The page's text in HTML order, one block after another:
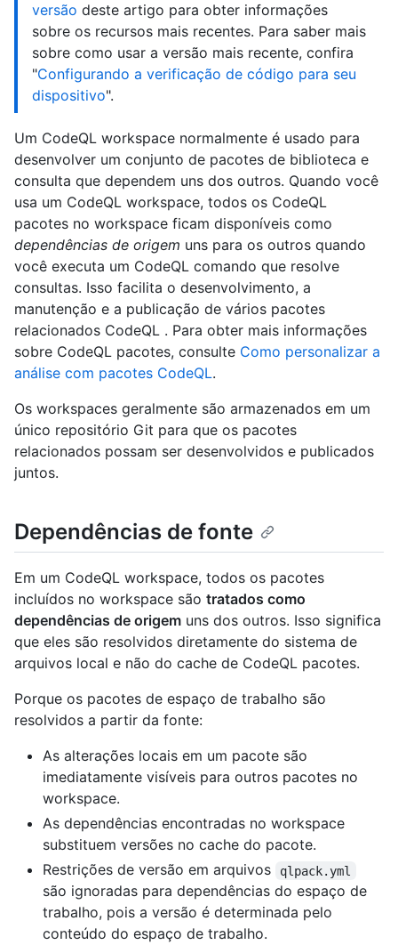
versão deste artigo para obter informações
sobre os recursos mais recentes. Para saber mais
sobre como usar a versão mais recente, confira
"Configurando a verificação de código para seu
dispositivo".
Um CodeQL workspace normalmente é usado para
desenvolver um conjunto de pacotes de biblioteca e
consulta que dependem uns dos outros. Quando você
usa um CodeQL workspace, todos os CodeQL
pacotes no workspace ficam disponíveis como
dependências de origem uns para os outros quando
você executa um CodeQL comando que resolve
consultas. Isso facilita o desenvolvimento, a
manutenção e a publicação de vários pacotes
relacionados CodeQL . Para obter mais informações
sobre CodeQL pacotes, consulte Como personalizar a
análise com pacotes CodeQL.
Os workspaces geralmente são armazenados em um
único repositório Git para que os pacotes
relacionados possam ser desenvolvidos e publicados
juntos.
Dependências de fonte
Em um CodeQL workspace, todos os pacotes
incluídos no workspace são tratados como
dependências de origem uns dos outros. Isso significa
que eles são resolvidos diretamente do sistema de
arquivos local e não do cache de CodeQL pacotes.
Porque os pacotes de espaço de trabalho são
resolvidos a partir da fonte:
As alterações locais em um pacote são
imediatamente visíveis para outros pacotes no
workspace.
As dependências encontradas no workspace
substituem versões no cache do pacote.
Restrições de versão em arquivos
qlpack.yml
são ignoradas para dependências do espaço de
trabalho, pois a versão é determinada pelo
conteúdo do espaço de trabalho.